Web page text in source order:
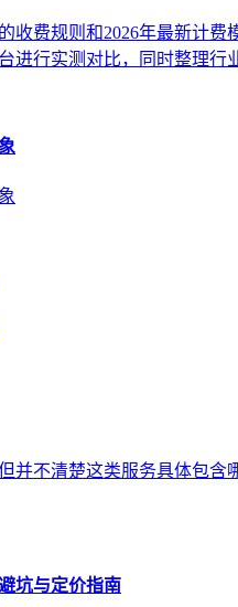
收费规则和2026年最新计
进行实测对比，同时整理
并不清楚这类服务具体包
坑与定价指南